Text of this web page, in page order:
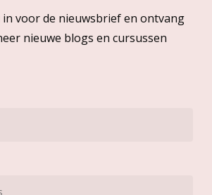
in voor de nieuwsbrief en ontvang
nieuwe blogs en cursussen